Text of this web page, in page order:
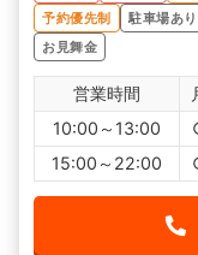
予約優先制
駐車場あり
お見舞金
営業時間
10:00～13:00
15:00～22:00